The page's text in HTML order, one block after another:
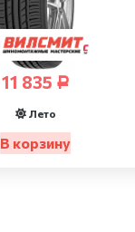
11 835 Р
Лето
В корзину